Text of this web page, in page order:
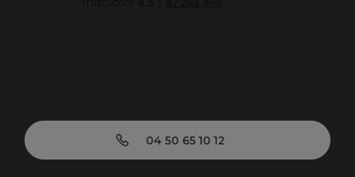
04 50 65 10 12